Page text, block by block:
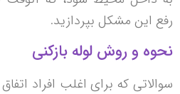
رفع این مشکل بپردازید.
نحوه و روش لوله بازکنی
سوالاتی که برای اغلب افراد